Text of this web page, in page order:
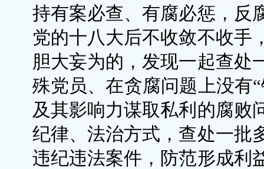
持有案必查、有腐必惩，反
党的十八大后不收敛不收手
胆大妄为的，发现一起查处
殊党员、在贪腐问题上没有
及其影响力谋取私利的腐败
纪律、法治方式，查处一批
违纪违法案件，防范形成利